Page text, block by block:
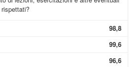
98,8
99,6
96,6